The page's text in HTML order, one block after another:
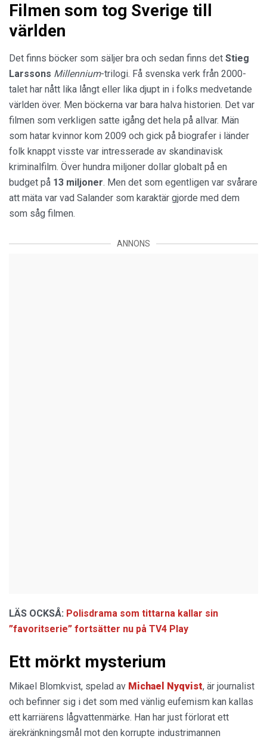
Filmen som tog Sverige till
världen
Det finns böcker som säljer bra och sedan finns det Stieg
Larssons Millennium-trilogi. Få svenska verk från 2000-
talet har nått lika långt eller lika djupt in i folks medvetande
världen över. Men böckerna var bara halva historien. Det var
filmen som verkligen satte igång det hela på allvar. Män
som hatar kvinnor kom 2009 och gick på biografer i länder
folk knappt visste var intresserade av skandinavisk
kriminalfilm. Över hundra miljoner dollar globalt på en
budget på 13 miljoner. Men det som egentligen var svårare
att mäta var vad Salander som karaktär gjorde med dem
som såg filmen.
ANNONS
LÄS OCKSÅ: Polisdrama som tittarna kallar sin
”favoritserie” fortsätter nu på TV4 Play
Ett mörkt mysterium
Mikael Blomkvist, spelad av Michael Nyqvist, är journalist
och befinner sig i det som med vänlig eufemism kan kallas
ett karriärens lågvattenmärke. Han har just förlorat ett
ärekränkningsmål mot den korrupte industrimannen